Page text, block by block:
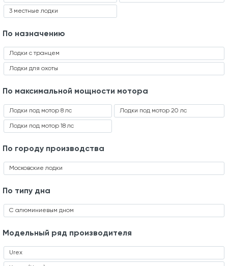
3 местные лодки
По назначению
Лодки с транцем
Лодки для охоты
По максимальной мощности мотора
Лодки под мотор 8 лс
Лодки под мотор 18 лс
Лодки под мотор 20 лс
По городу производства
Московские лодки
По типу дна
С алюминиевым дном
Модельный ряд производителя
Urex